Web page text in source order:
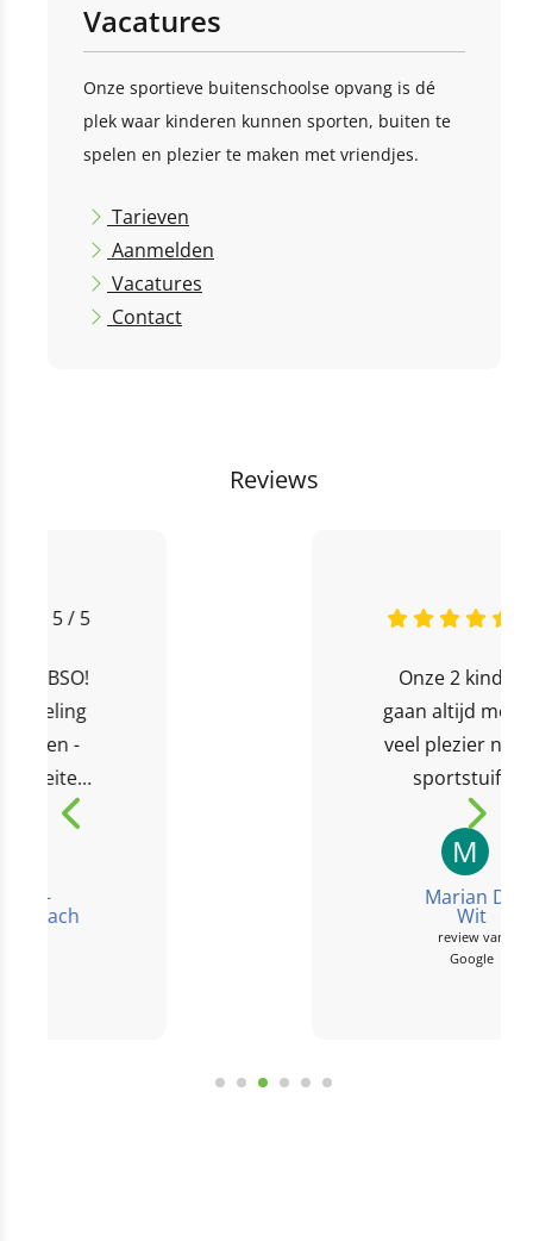
Vacatures
Onze sportieve buitenschoolse opvang is dé
plek waar kinderen kunnen sporten, buiten te
spelen en plezier te maken met vriendjes.
Tarieven
Aanmelden
Vacatures
Contact
Reviews